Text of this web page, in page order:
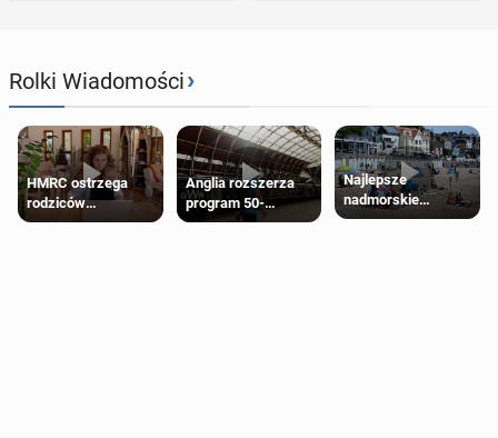
Rolki Wiadomości›
HMRC ostrzega
rodziców
pobierających Child
Anglia rozszerza
program 50-
procentowych
Najlepsze
nadmorskie
miasteczko blisko